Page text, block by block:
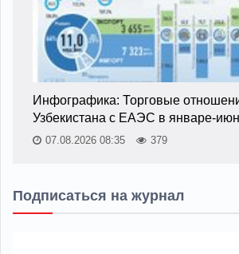
Инфографика: Торговые
Узбекистана с ЕАЭС в январе-
07.08.2026 08:35 379
Подписаться на журнал